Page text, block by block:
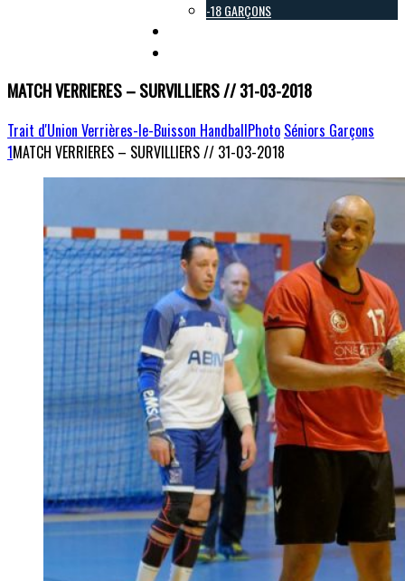
-18 GARÇONS
MATCH VERRIERES – SURVILLIERS // 31-03-2018
Trait d'Union Verrières-le-Buisson HandballPhoto Séniors Garçons
1MATCH VERRIERES – SURVILLIERS // 31-03-2018